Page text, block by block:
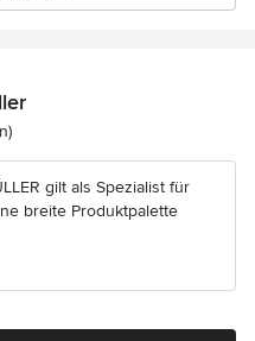
5 Sternen
gilt als Spezialist für
breite Produktpalette